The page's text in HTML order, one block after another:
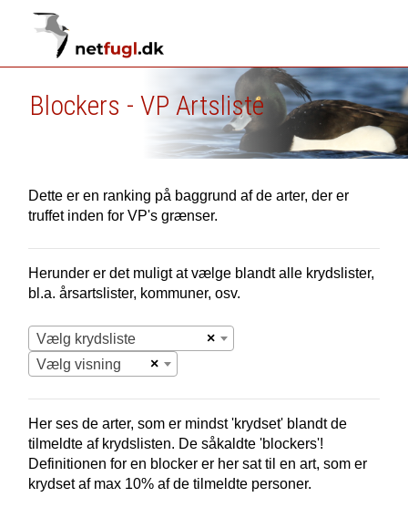
Blockers - VP Artsliste
Dette er en ranking på baggrund af de arter, der er
truffet inden for VP's grænser.
Herunder er det muligt at vælge blandt alle krydslister,
bl.a. årsartslister, kommuner, osv.
×
Vælg krydsliste
×
Vælg visning
Her ses de arter, som er mindst 'krydset' blandt de
tilmeldte af krydslisten. De såkaldte 'blockers'!
Definitionen for en blocker er her sat til en art, som er
krydset af max 10% af de tilmeldte personer.